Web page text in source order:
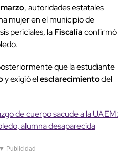
, autoridades estatales
mujer en el municipio de
periciales, laFiscalíaconfirmó
que la estudiante
y exigió elesclarecimientodel
de cuerpo sacude a la UAEM:
alumna desaparecida
▼ Publicidad